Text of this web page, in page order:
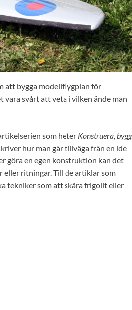
att bygga modellflygplan för
vara svårt att veta i vilken ände man
som heter Konstruera, bygg
hur man går tillväga från en ide
göra en egen konstruktion kan det
eller ritningar. Till de artiklar som
tekniker som att skära frigolit eller